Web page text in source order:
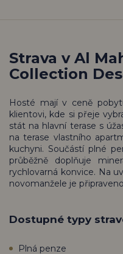
Strava v Al
Collection
Hosté mají v ceně
klientovi, kde si přeje
stát na hlavní terase s
na terase vlastního
kuchyni. Součástí plné
průběžně doplňuje
rychlovarná konvice. Na
novomanžele je
Dostupné typy
Plná penze